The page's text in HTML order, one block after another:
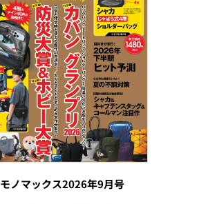
モノマックス2026年9月号